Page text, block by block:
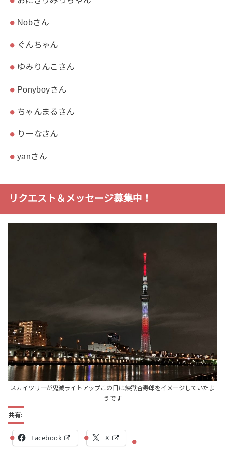
Nobさん
ぐんちゃん
ゆみりんこさん
Ponyboyさん
ちゃんまるさん
りーなさん
yanさん
リクエスト＆メッセージ募集中！
スカイツリーが鬼滅ライトアップこの日は煉獄杏寿郎をイメージしていたよ
うです
共有:
Facebook X